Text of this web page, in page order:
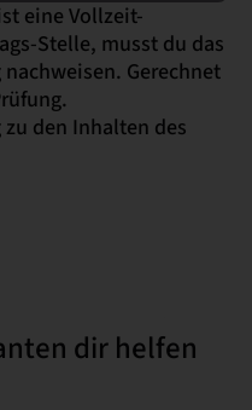
eine Vollzeit-
Stelle, musst du das
Gerechnet
den Inhalten des
dir helfen